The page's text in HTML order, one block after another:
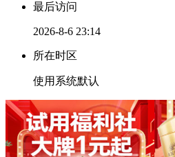
最后访问
2026-8-6 23:14
所在时区
使用系统默认